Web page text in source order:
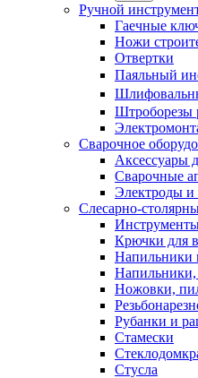
Ручной
Гаечные
Ножи
Отвертки
Паяльный
Штроборезы
Сварочное
Аксессуары
Сварочные
Электроды и
Слесарно-
Крючки для
Напильники
Ножовки,
Рубанки и
Стамески
Стусла